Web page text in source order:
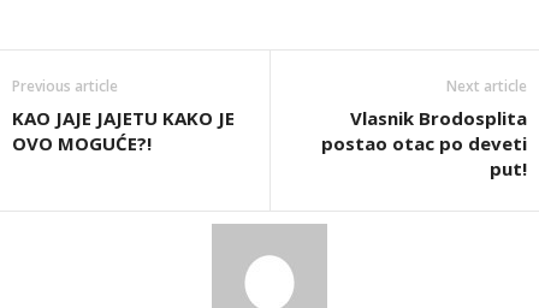
Previous article
KAO JAJE JAJETU KAKO JE
OVO MOGUĆE?!
Next article
Vlasnik Brodosplita
postao otac po deveti
put!